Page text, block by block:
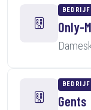
BEDRIJF
Only-M
BEDRIJF
Gents